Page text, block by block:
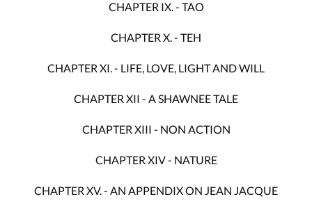
CHAPTER IX. - TAO
CHAPTER X. - TEH
CHAPTER XI. - LIFE, LOVE, LIGHT AND WILL
CHAPTER XII - A SHAWNEE TALE
CHAPTER XIII - NON ACTION
CHAPTER XIV - NATURE
CHAPTER XV. - AN APPENDIX ON JEAN JACQUE